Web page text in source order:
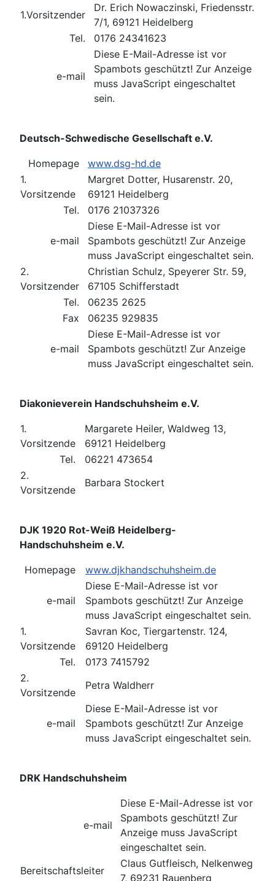
1.Vorsitzender
Dr. Erich Nowaczinski, Friedensstr.
7/1, 69121 Heidelberg
Tel.
0176 24341623
e-mail
Diese E-Mail-Adresse ist vor
Spambots geschützt! Zur Anzeige
muss JavaScript eingeschaltet
sein.
Deutsch-Schwedische Gesellschaft e.V.
Homepage
www.dsg-hd.de
1.
Vorsitzende
Margret Dotter, Husarenstr. 20,
69121 Heidelberg
Tel.
0176 21037326
e-mail
Diese E-Mail-Adresse ist vor
Spambots geschützt! Zur Anzeige
muss JavaScript eingeschaltet sein.
2.
Vorsitzender
Christian Schulz, Speyerer Str. 59,
67105 Schifferstadt
Tel.
06235 2625
Fax
06235 929835
e-mail
Diese E-Mail-Adresse ist vor
Spambots geschützt! Zur Anzeige
muss JavaScript eingeschaltet sein.
Diakonieverein Handschuhsheim e.V.
1.
Vorsitzende
Margarete Heiler, Waldweg 13,
69121 Heidelberg
Tel.
06221 473654
2.
Vorsitzende
Barbara Stockert
DJK 1920 Rot-Weiß Heidelberg-
Handschuhsheim e.V.
Homepage www.djkhandschuhsheim.de
e-mail
Diese E-Mail-Adresse ist vor
Spambots geschützt! Zur Anzeige
muss JavaScript eingeschaltet sein.
1.
Vorsitzende
Savran Koc, Tiergartenstr. 124,
69120 Heidelberg
Tel.
0173 7415792
2.
Vorsitzende
Petra Waldherr
e-mail
Diese E-Mail-Adresse ist vor
Spambots geschützt! Zur Anzeige
muss JavaScript eingeschaltet sein.
DRK Handschuhsheim
e-mail
Diese E-Mail-Adresse ist vor
Spambots geschützt! Zur
Anzeige muss JavaScript
eingeschaltet sein.
Bereitschaftsleiter
Claus Gutfleisch, Nelkenweg
7, 69231 Rauenberg